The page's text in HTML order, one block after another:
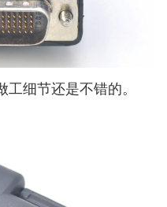
细节还是不错的。